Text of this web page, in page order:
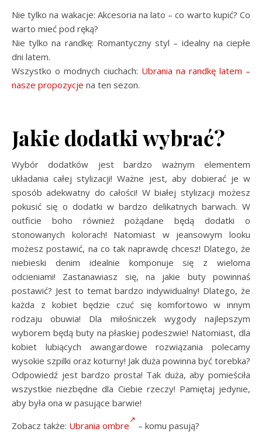
Nie tylko na wakacje: Akcesoria na lato – co warto kupić? Co
warto mieć pod ręką?
Nie tylko na randkę: Romantyczny styl – idealny na ciepłe
dni latem.
Wszystko o modnych ciuchach: Ubrania na randkę latem –
nasze propozycje na ten sezon.
Jakie dodatki wybrać?
Wybór dodatków jest bardzo ważnym elementem
układania całej stylizacji! Ważne jest, aby dobierać je w
sposób adekwatny do całości! W białej stylizacji możesz
pokusić się o dodatki w bardzo delikatnych barwach. W
outficie boho również pożądane będą dodatki o
stonowanych kolorach! Natomiast w jeansowym looku
możesz postawić, na co tak naprawdę chcesz! Dlatego, że
niebieski denim idealnie komponuje się z wieloma
odcieniami! Zastanawiasz się, na jakie buty powinnaś
postawić? Jest to temat bardzo indywidualny! Dlatego, że
każda z kobiet będzie czuć się komfortowo w innym
rodzaju obuwia! Dla miłośniczek wygody najlepszym
wyborem będą buty na płaskiej podeszwie! Natomiast, dla
kobiet lubiących awangardowe rozwiązania polecamy
wysokie szpilki oraz koturny! Jak duża powinna być torebka?
Odpowiedź jest bardzo prosta! Tak duża, aby pomieściła
wszystkie niezbędne dla Ciebie rzeczy! Pamiętaj jedynie,
aby była ona w pasujące barwie!
Zobacz także: Ubrania ombre
– komu pasują?